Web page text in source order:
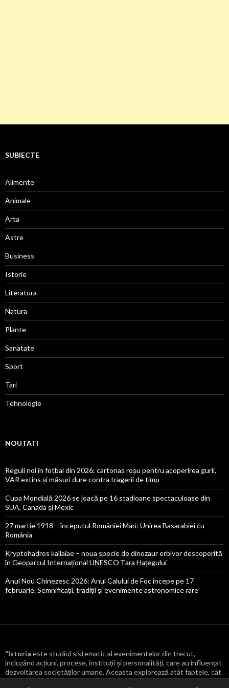
SUBIECTE
Alimente
Animale
Arta
Astre
Business
Istorie
Literatura
Natura
Plante
Sanatate
Sport
Tari
Tehnologie
NOUTATI
Reguli noi în fotbal din 2026: cartonaș roșu pentru acoperirea gurii,
VAR extins și măsuri dure contra tragerii de timp
Cupa Mondială 2026 se joacă pe 16 stadioane spectaculoase din
SUA, Canada și Mexic
27 martie 1918 – începutul României Mari: Unirea Basarabiei cu
România
Kryptohadros kallaiae – noua specie de dinozaur erbivor descoperită
în Geoparcul Internațional UNESCO Țara Hațegului
Anul Nou Chinezesc 2026: Anul Calului de Foc începe pe 17
februarie. Semnificații, tradiții și evenimente astronomice rare
“Istoria este studiul sistematic al evenimentelor din trecut,
incluzând acțiuni, procese, instituții și personalități, care au influențat
dezvoltarea societăților umane. Aceasta explorează atât faptele, cât
și cauzele și consecințele lor, oferind o înțelegere mai profundă a